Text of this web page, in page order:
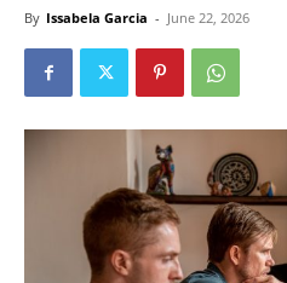
By Issabela Garcia - June 22, 2026